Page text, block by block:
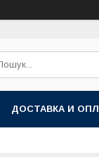
ДОСТАВКА И